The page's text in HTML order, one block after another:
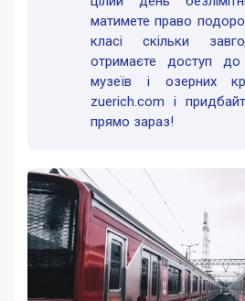
матимете право
класі скільки
отримаєте доступ до
музеїв і озерних
zuerich.com і
прямо зараз!